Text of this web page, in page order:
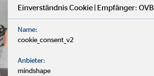
Einverständnis Cookie | Empfänger: OVB
Name:
cookie_consent_v2
Anbieter:
mindshape